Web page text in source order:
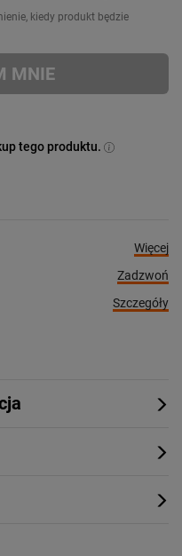
kiedy produkt będzie
MNIE
tego produktu.
Więcej
Zadzwoń
Szczegóły